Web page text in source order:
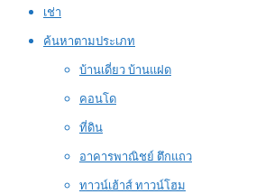
เช่า
ค้นหาตามประเภท
บ้านเดี่ยว บ้านแฝด
คอนโด
ที่ดิน
อาคารพาณิชย์ ตึกแถว
ทาวน์เฮ้าส์ ทาวน์โฮม